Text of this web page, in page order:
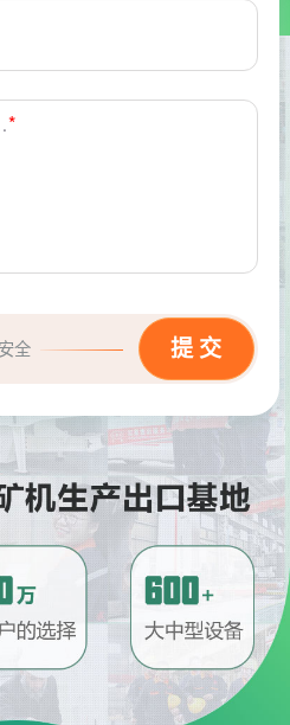
*
全
问 请问厂家地址在哪？
河南省郑州市高新技术开发区梧
桐街与红松路交叉口中国高端矿
机生产出口基地园区